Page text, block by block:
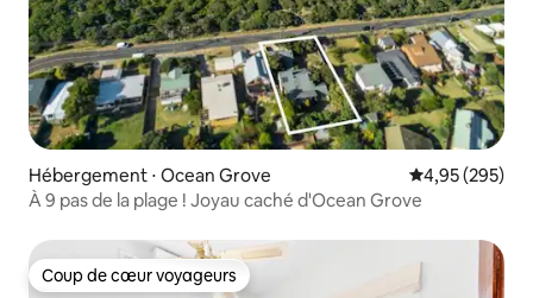
Hébergement ⋅ Ocean Grove Évaluation
4,95 (295)
À 9 pas de la plage ! Joyau caché d'Ocean Grove
Coup de cœur voyageurs
Coup de cœur voyageurs